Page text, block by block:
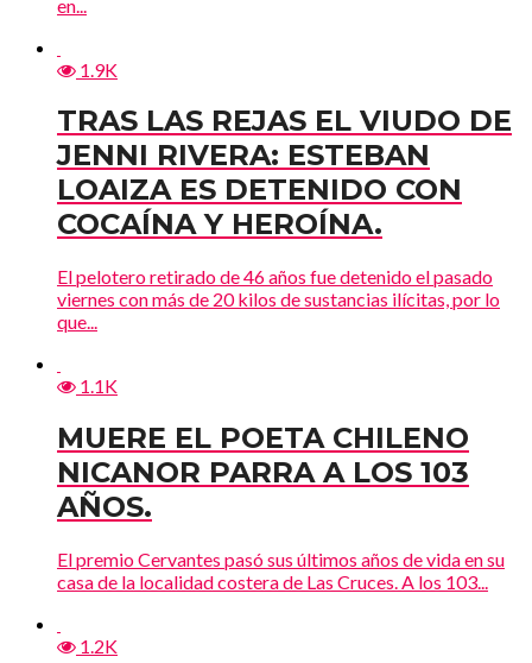
en...
1.9K
TRAS LAS REJAS EL VIUDO DE
JENNI RIVERA: ESTEBAN
LOAIZA ES DETENIDO CON
COCAÍNA Y HEROÍNA.
El pelotero retirado de 46 años fue detenido el pasado
viernes con más de 20 kilos de sustancias ilícitas, por lo
que...
1.1K
MUERE EL POETA CHILENO
NICANOR PARRA A LOS 103
AÑOS.
El premio Cervantes pasó sus últimos años de vida en su
casa de la localidad costera de Las Cruces. A los 103...
1.2K